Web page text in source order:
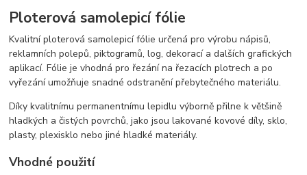
Ploterová samolepicí fólie
Kvalitní ploterová samolepicí fólie určená pro výrobu nápisů,
reklamních polepů, piktogramů, log, dekorací a dalších grafických
aplikací. Fólie je vhodná pro řezání na řezacích plotrech a po
vyřezání umožňuje snadné odstranění přebytečného materiálu.
Díky kvalitnímu permanentnímu lepidlu výborně přilne k většině
hladkých a čistých povrchů, jako jsou lakované kovové díly, sklo,
plasty, plexisklo nebo jiné hladké materiály.
Vhodné použití